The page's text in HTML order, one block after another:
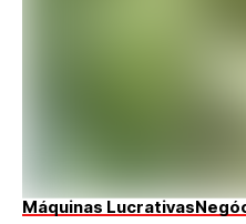
Máquinas Lucrativas